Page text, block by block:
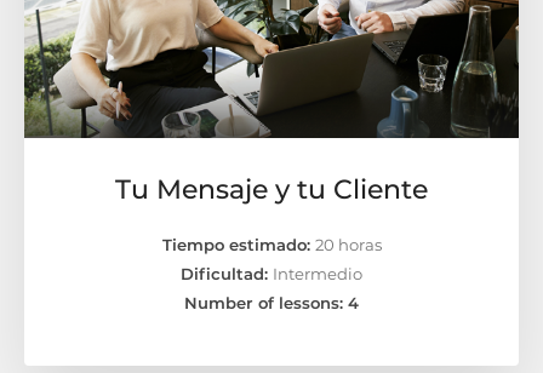
Tu Mensaje y tu Cliente
Tiempo estimado: 20 horas
Dificultad: Intermedio
Number of lessons: 4